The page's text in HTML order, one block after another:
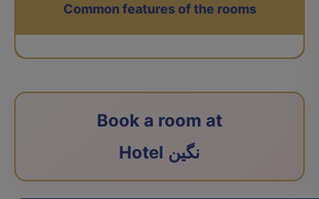
Common features of the rooms
Book a room at
Hotel نگین